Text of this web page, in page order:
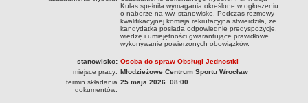
Sprawozdania finansowe 2022
Sprawozdania finansowe 2023
Sprawozdania finansowe 2024
Sprawozdania finansowe 2025
Kulas spełniła wymagania określone w ogłoszeniu
o naborze na ww. stanowisko. Podczas rozmowy
kwalifikacyjnej komisja rekrutacyjna stwierdziła, że
kandydatka posiada odpowiednie predyspozycje,
wiedzę i umiejętności gwarantujące prawidłowe
wykonywanie powierzonych obowiązków.
stanowisko: Osoba do spraw Obsługi Jednostki
miejsce pracy: Młodzieżowe Centrum Sportu Wrocław
termin składania
dokumentów:
25 maja 2026 08:00